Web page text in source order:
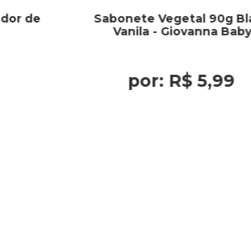
de
Sabonete Vegetal 90g
Vanila - Giovanna Baby
por: R$ 5,99